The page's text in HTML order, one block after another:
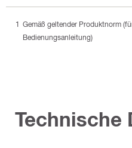
Gemäß geltender Produktnorm
Bedienungsanleitung)
Technische